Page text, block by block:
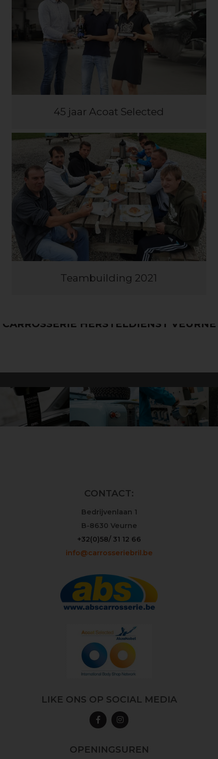
45 jaar Acoat Selected
Teambuilding 2021
VAKWERK VOOR ELK MERK
CONTACT:
Bedrijvenlaan 1
B-8630 Veurne
+32(0)58/ 31 12 66
info@carrosseriebril.be
LIKE ONS OP SOCIAL MEDIA
OPENINGSUREN